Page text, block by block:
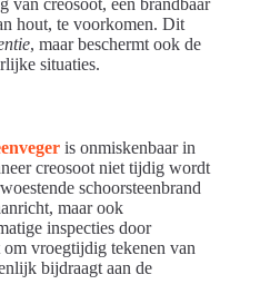
hout, te voorkomen. Dit
, maar beschermt ook de
situaties.
is onmiskenbaar in
creosoot niet tijdig wordt
schoorsteenbrand
maar ook
inspecties door
om vroegtijdig tekenen van
bijdraagt aan de